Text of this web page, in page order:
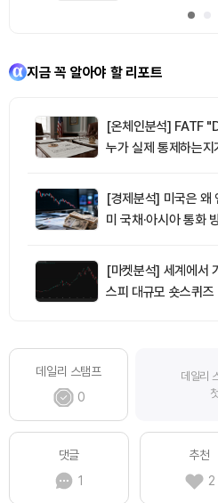
지금 꼭 알아야 할 리포트
[온체인분석] FATF
누가 실제 통제하는지
[경제분석] 미국은 왜
미 국채·아시아 통화
[마켓분석] 세계에서
스피 대규모 숏스퀴즈
데일리 스탬프
0
데일리
댓글
1
추천
2